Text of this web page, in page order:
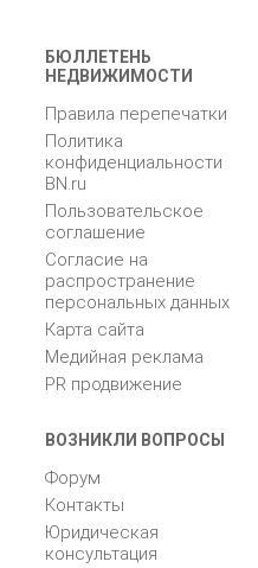
БЮЛЛЕТЕНЬ
НЕДВИЖИМОСТИ
Правила перепечатки
Политика
конфиденциальности
BN.ru
Пользовательское
соглашение
Согласие на
распространение
персональных данных
Карта сайта
Медийная реклама
PR продвижение
ВОЗНИКЛИ ВОПРОСЫ
Форум
Контакты
Юридическая
консультация